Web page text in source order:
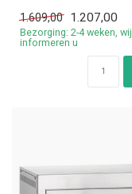
✓ 400 Volt
1.609,00 1.207,00
Bezorging: 2-4 weken, wij
informeren u